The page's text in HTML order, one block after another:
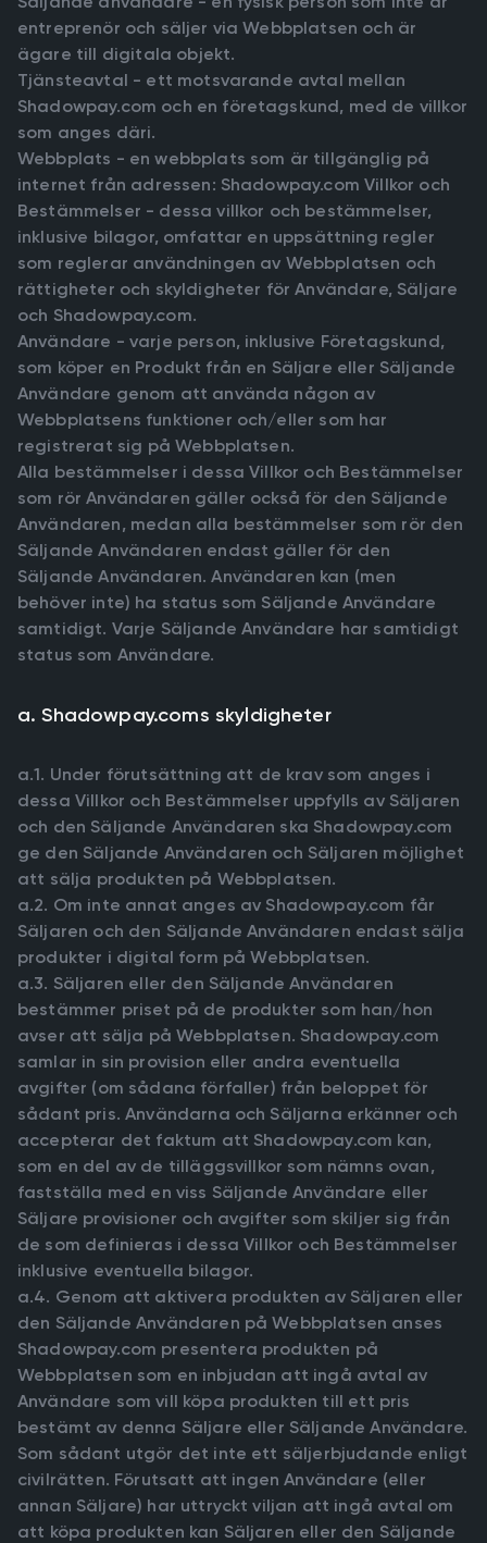
entreprenör och säljer via Webbplatsen och är
ägare till digitala objekt.
Tjänsteavtal - ett motsvarande avtal mellan
Shadowpay.com och en företagskund, med de villkor
som anges däri.
Webbplats - en webbplats som är tillgänglig på
internet från adressen: Shadowpay.com Villkor och
Bestämmelser - dessa villkor och bestämmelser,
inklusive bilagor, omfattar en uppsättning regler
som reglerar användningen av Webbplatsen och
rättigheter och skyldigheter för Användare, Säljare
och Shadowpay.com.
Användare - varje person, inklusive Företagskund,
som köper en Produkt från en Säljare eller Säljande
Användare genom att använda någon av
Webbplatsens funktioner och/eller som har
registrerat sig på Webbplatsen.
Alla bestämmelser i dessa Villkor och Bestämmelser
som rör Användaren gäller också för den Säljande
Användaren, medan alla bestämmelser som rör den
Säljande Användaren endast gäller för den
Säljande Användaren. Användaren kan (men
behöver inte) ha status som Säljande Användare
samtidigt. Varje Säljande Användare har samtidigt
status som Användare.
a. Shadowpay.coms skyldigheter
a.1. Under förutsättning att de krav som anges i
dessa Villkor och Bestämmelser uppfylls av Säljaren
och den Säljande Användaren ska Shadowpay.com
ge den Säljande Användaren och Säljaren möjlighet
att sälja produkten på Webbplatsen.
a.2. Om inte annat anges av Shadowpay.com får
Säljaren och den Säljande Användaren endast sälja
produkter i digital form på Webbplatsen.
a.3. Säljaren eller den Säljande Användaren
bestämmer priset på de produkter som han/hon
avser att sälja på Webbplatsen. Shadowpay.com
samlar in sin provision eller andra eventuella
avgifter (om sådana förfaller) från beloppet för
sådant pris. Användarna och Säljarna erkänner och
accepterar det faktum att Shadowpay.com kan,
som en del av de tilläggsvillkor som nämns ovan,
fastställa med en viss Säljande Användare eller
Säljare provisioner och avgifter som skiljer sig från
de som definieras i dessa Villkor och Bestämmelser
inklusive eventuella bilagor.
a.4. Genom att aktivera produkten av Säljaren eller
den Säljande Användaren på Webbplatsen anses
Shadowpay.com presentera produkten på
Webbplatsen som en inbjudan att ingå avtal av
Användare som vill köpa produkten till ett pris
bestämt av denna Säljare eller Säljande Användare.
Som sådant utgör det inte ett säljerbjudande enligt
civilrätten. Förutsatt att ingen Användare (eller
annan Säljare) har uttryckt viljan att ingå avtal om
att köpa produkten kan Säljaren eller den Säljande